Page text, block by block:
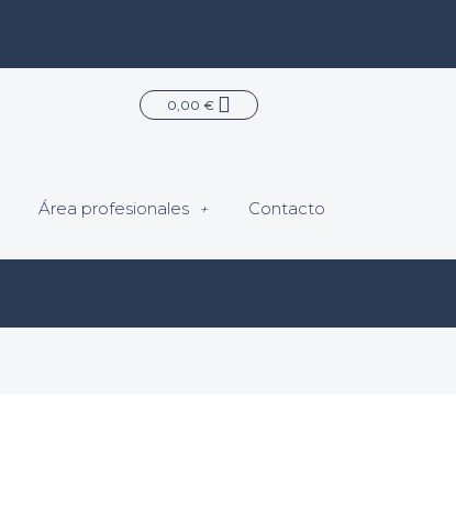
0,00 € Carrito
Área profesionales Contacto